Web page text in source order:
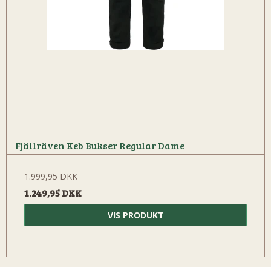
Fjällräven Keb Bukser Regular Dame
1.999,95 DKK
1.249,95 DKK
VIS PRODUKT